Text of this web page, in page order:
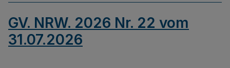
GV. NRW. 2026 Nr. 22 vom
31.07.2026